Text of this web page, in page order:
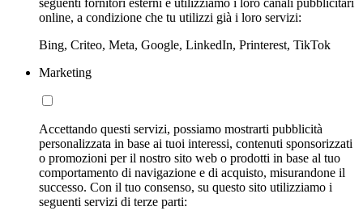
seguenti fornitori esterni e utilizziamo i loro canali pubblicitari
online, a condizione che tu utilizzi già i loro servizi:
Bing, Criteo, Meta, Google, LinkedIn, Printerest, TikTok
Marketing
Accettando questi servizi, possiamo mostrarti pubblicità
personalizzata in base ai tuoi interessi, contenuti sponsorizzati
o promozioni per il nostro sito web o prodotti in base al tuo
comportamento di navigazione e di acquisto, misurandone il
successo. Con il tuo consenso, su questo sito utilizziamo i
seguenti servizi di terze parti: